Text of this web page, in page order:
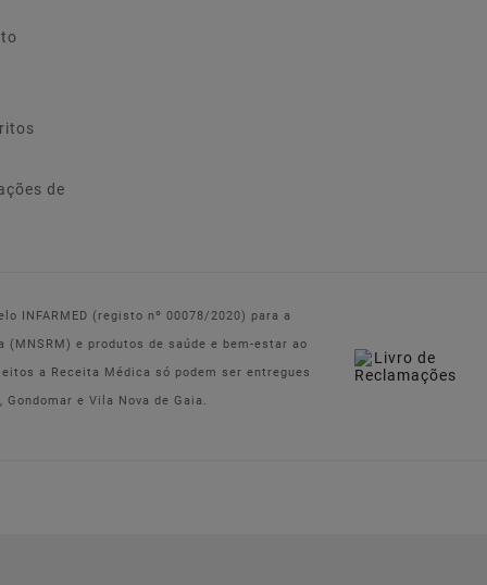
de
INFARMED (registo nº 00078/2020) para a
e produtos de saúde e bem-estar ao
a Receita Médica só podem ser entregues
e Vila Nova de Gaia.